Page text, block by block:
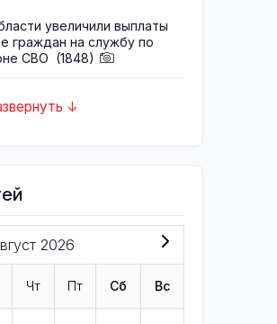
увеличили выплаты
граждан на службу по
СВО (1848)
↓
2026
Чт Пт Сб Вс